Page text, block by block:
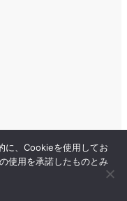
に、Cookieを使用してお
使用を承諾したものとみ